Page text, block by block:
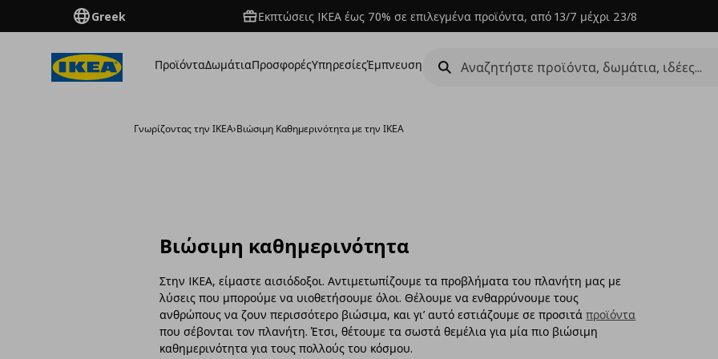
Greek Εκπτώσεις IKEA έως 70% σε επιλεγμένα προϊόντα, από 13/7 μέχρι 23/8
ΠροϊόνταΔωμάτιαΠροσφορέςΥπηρεσίεςΈμπνευση
Γνωρίζοντας την ΙΚΕΑ›Βιώσιμη Καθημερινότητα με την ΙΚΕΑ
Βιώσιμη καθημερινότητα
Στην IKEA, είμαστε αισιόδοξοι. Αντιμετωπίζουμε τα προβλήματα του πλανήτη μας με
λύσεις που μπορούμε να υιοθετήσουμε όλοι. Θέλουμε να ενθαρρύνουμε τους
ανθρώπους να ζουν περισσότερο βιώσιμα, και γι’ αυτό εστιάζουμε σε προσιτάπροϊόντα
που σέβονται τον πλανήτη. Έτσι, θέτουμε τα σωστά θεμέλια για μία πιο βιώσιμη
καθημερινότητα για τους πολλούς του κόσμου.